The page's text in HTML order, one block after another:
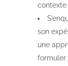
son
une
formuler